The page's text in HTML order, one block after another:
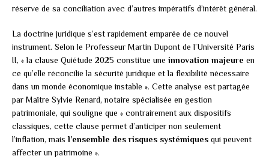
réserve de sa conciliation avec d’autres impératifs d’intérêt général.
La doctrine juridique s’est rapidement emparée de ce nouvel
instrument. Selon le Professeur Martin Dupont de l’Université Paris
II, « la clause Quiétude 2025 constitue une innovation majeure en
ce qu’elle réconcilie la sécurité juridique et la flexibilité nécessaire
dans un monde économique instable ». Cette analyse est partagée
par Maître Sylvie Renard, notaire spécialisée en gestion
patrimoniale, qui souligne que « contrairement aux dispositifs
classiques, cette clause permet d’anticiper non seulement
l’inflation, mais l’ensemble des risques systémiques qui peuvent
affecter un patrimoine ».